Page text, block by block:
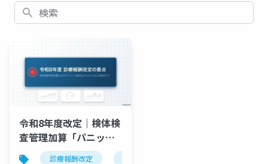
検索
令和8年度改定｜検体検
査管理加算「パニック
値対応」実務ガイド
診療報酬改定